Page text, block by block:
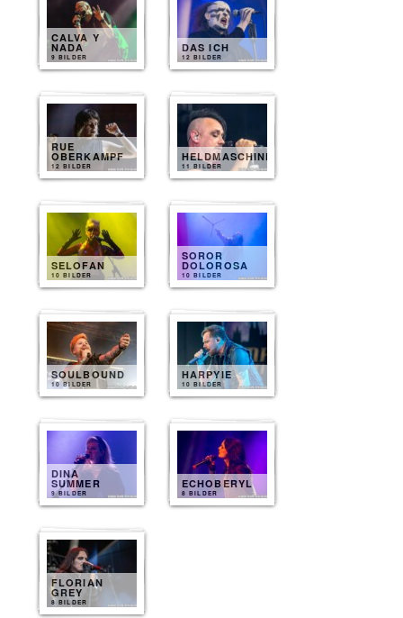
CALVA Y
NADA
9 BILDER
DAS ICH
12 BILDER
RUE
OBERKAMPF
12 BILDER
HELDMASCHINE
11 BILDER
SELOFAN
10 BILDER
SOROR
DOLOROSA
10 BILDER
SOULBOUND
10 BILDER
HARPYIE
10 BILDER
DINA
SUMMER
9 BILDER
ECHOBERYL
8 BILDER
FLORIAN
GREY
8 BILDER